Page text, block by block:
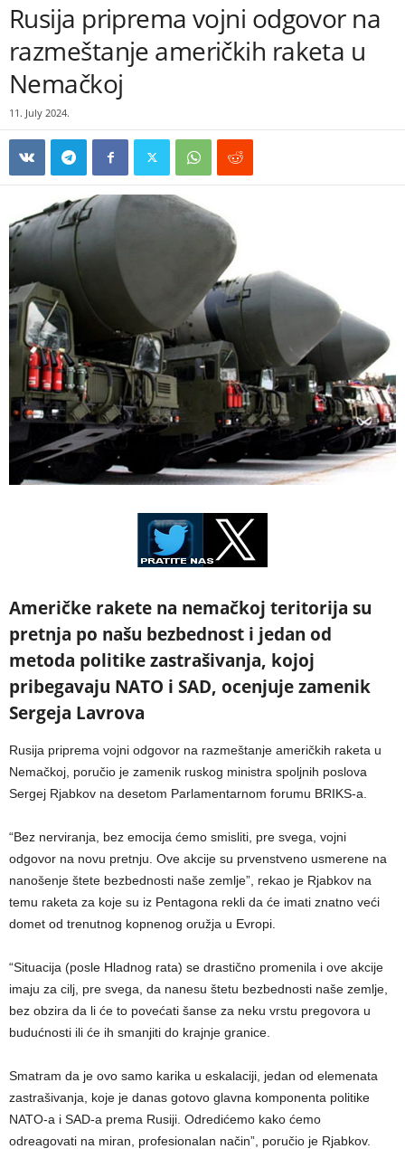
Rusija priprema vojni odgovor na
razmeštanje američkih raketa u
Nemačkoj
11. July 2024.
Američke rakete na nemačkoj teritorija su
pretnja po našu bezbednost i jedan od
metoda politike zastrašivanja, kojoj
pribegavaju NATO i SAD, ocenjuje zamenik
Sergeja Lavrova
Rusija priprema vojni odgovor na razmeštanje američkih raketa u
Nemačkoj, poručio je zamenik ruskog ministra spoljnih poslova
Sergej Rjabkov na desetom Parlamentarnom forumu BRIKS-a.
“Bez nerviranja, bez emocija ćemo smisliti, pre svega, vojni
odgovor na novu pretnju. Ove akcije su prvenstveno usmerene na
nanošenje štete bezbednosti naše zemlje”, rekao je Rjabkov na
temu raketa za koje su iz Pentagona rekli da će imati znatno veći
domet od trenutnog kopnenog oružja u Evropi.
“Situacija (posle Hladnog rata) se drastično promenila i ove akcije
imaju za cilj, pre svega, da nanesu štetu bezbednosti naše zemlje,
bez obzira da li će to povećati šanse za neku vrstu pregovora u
budućnosti ili će ih smanjiti do krajnje granice.
Smatram da je ovo samo karika u eskalaciji, jedan od elemenata
zastrašivanja, koje je danas gotovo glavna komponenta politike
NATO-a i SAD-a prema Rusiji. Odredićemo kako ćemo
odreagovati na miran, profesionalan način”, poručio je Rjabkov.